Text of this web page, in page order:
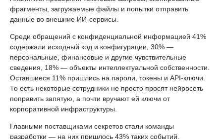
фрагменты, загружаемые файлы и попытки отправить
данные во внешние ИИ-сервисы.
Среди обращений с конфиденциальной информацией 41%
содержали исходный код и конфигурации, 30% —
персональные, финансовые и другие чувствительные
сведения, 18% — объекты интеллектуальной собственности.
Оставшиеся 11% пришлись на пароли, токены и API-ключи.
То есть некоторые сотрудники не просто просят нейросеть
поправить запятую, а почти вручают ей ключи от
корпоративной инфраструктуры.
Главными поставщиками секретов стали команды
разработки — на них пришлось 43% таких событий.